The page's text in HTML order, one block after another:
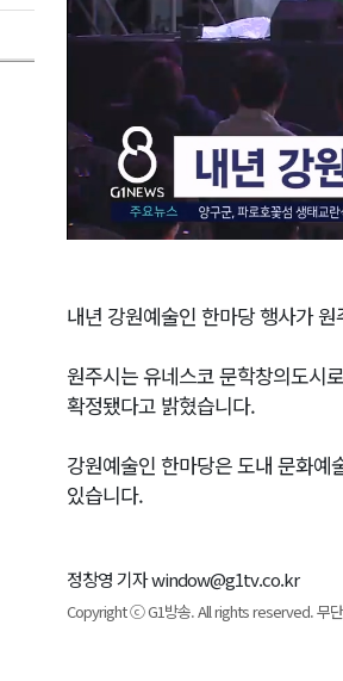
내년 강원예술인 한마당 행사가
원주시는 유네스코 문학창의도시
확정됐다고 밝혔습니다.
강원예술인 한마당은 도내 문화예
있습니다.
정창영 기자 window@g1tv.co.kr
Copyright ⓒ G1방송. All rights reserved. 무